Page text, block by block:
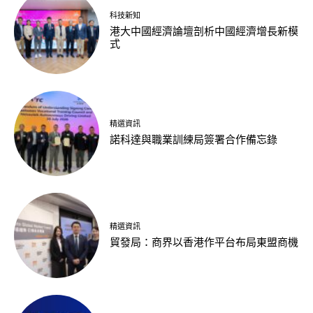
科技新知
港大中國經濟論壇剖析中國經濟增長新模
式
精選資訊
諾科達與職業訓練局簽署合作備忘錄
精選資訊
貿發局：商界以香港作平台布局東盟商機